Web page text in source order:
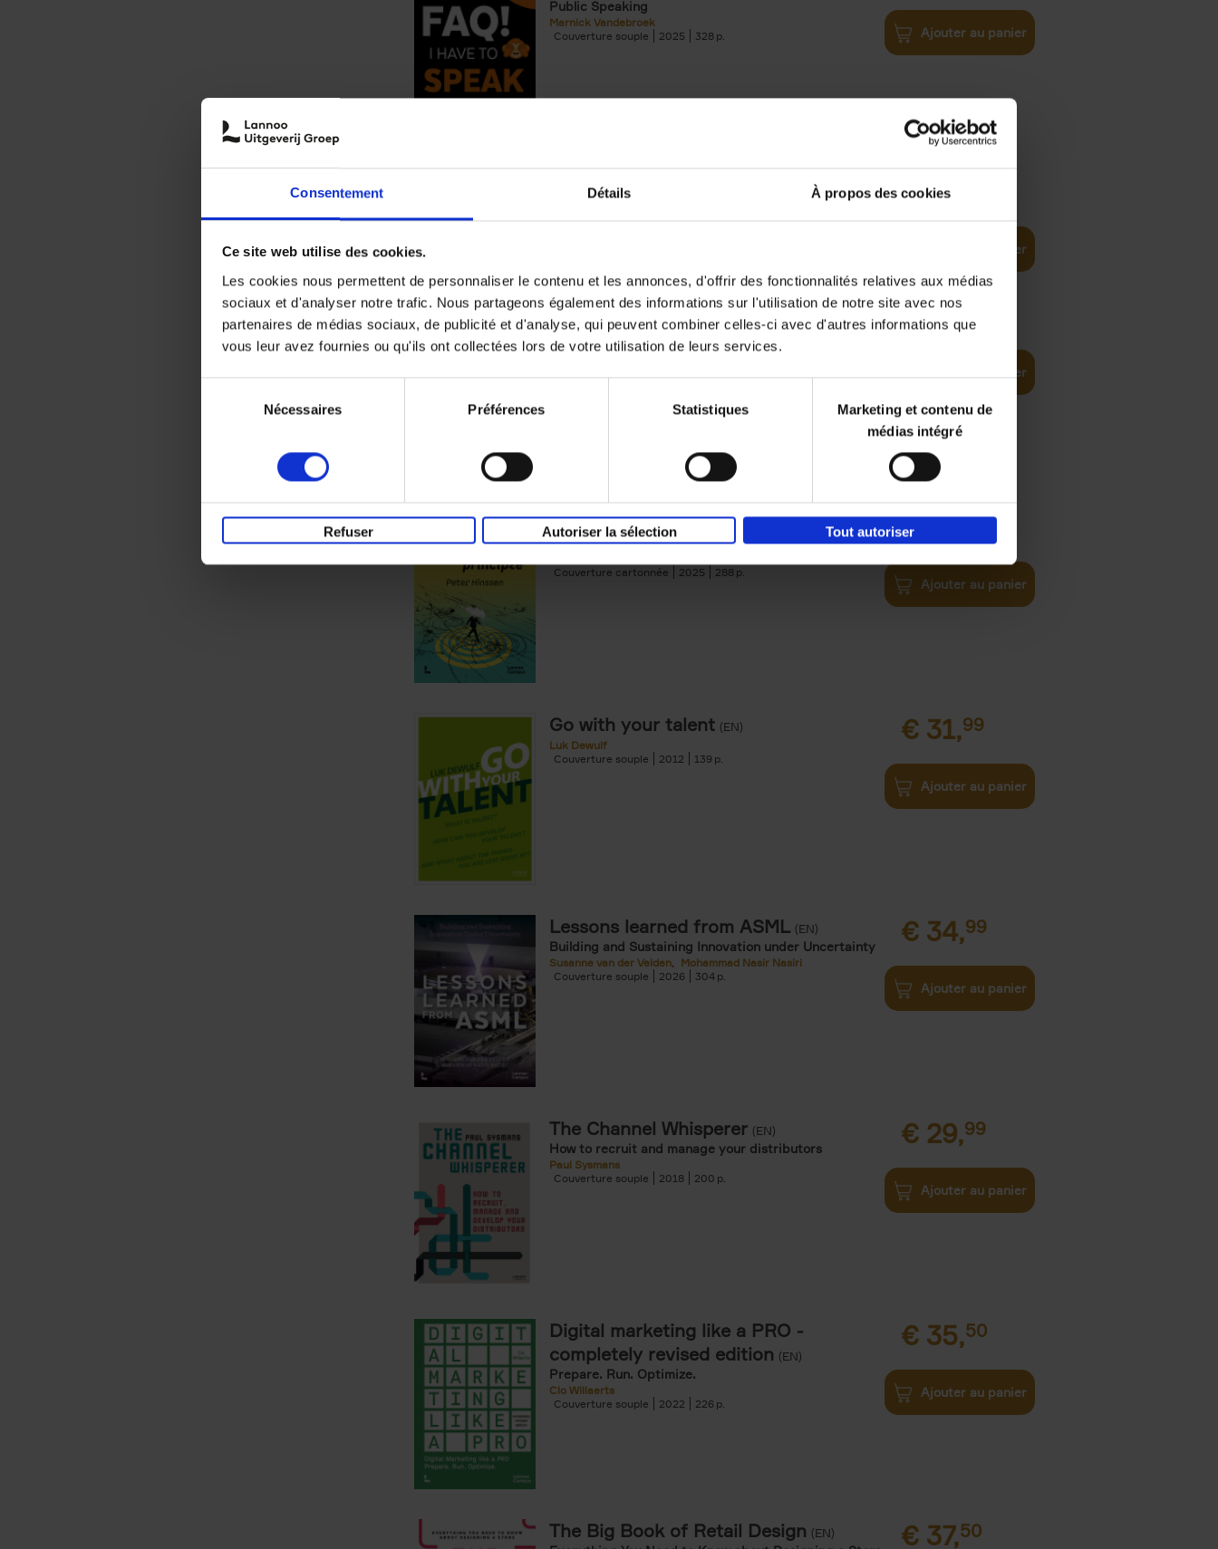
Consentement Détails À propos des cookies
Ce site web utilise des cookies.
Les cookies nous permettent de personnaliser le contenu et les annonces, d'offrir des fonctionnalités relatives aux médias
sociaux et d'analyser notre trafic. Nous partageons également des informations sur l'utilisation de notre site avec nos
partenaires de médias sociaux, de publicité et d'analyse, qui peuvent combiner celles-ci avec d'autres informations que
vous leur avez fournies ou qu'ils ont collectées lors de votre utilisation de leurs services.
Nécessaires Préférences Statistiques
Marketing et contenu de
médias intégré
Refuser Autoriser la sélection Tout autoriser
Public Speaking
Marnick Vandebroek
Couverture souple
2025 328 Ajouter au panier
Collaborate to Innovate
Breakthrough Success Together
€34,
Ajouter au panier
The Double-Gold Mindset (EN)
Dominic Rossi
Couverture souple
2025 200
€29,
Ajouter au panier
The Uncertainty Principle
Riding the waves of the Never Normal
Couverture cartonnée
2025 288
€34,99
Ajouter au panier
Go with your talent (EN)
Luk Dewulf
Couverture souple
2012 139
€ 31,99
Ajouter au panier
Lessons learned from ASML (EN)
Building and Sustaining Innovation under Uncertainty
Susanne van der Velden
Mohammad Nasir Nasiri
Couverture souple
2026 304
€ 34,99
Ajouter au panier
The Channel Whisperer (EN)
How to recruit and manage your distributors
Paul Sysmans
Couverture souple
2018 200
€ 29,99
Ajouter au panier
Digital marketing like a PRO -
completely revised edition (EN)
Prepare. Run. Optimize.
Clo Willaerts
Couverture souple
2022 226
€ 35,50
Ajouter au panier
The Big Book of Retail Design (EN) € 37,50